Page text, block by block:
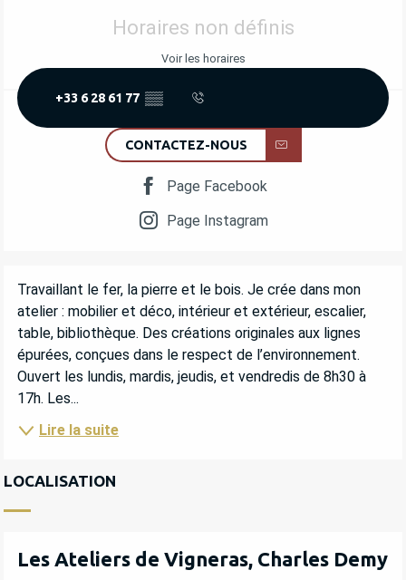
OUVERTURE ET COORDONNÉES
Horaires non définis
Voir les horaires
+33 6 28 61 77 ▒▒
CONTACTEZ-NOUS
Page Facebook
Page Instagram
DESCRIPTION
Travaillant le fer, la pierre et le bois. Je crée dans mon
atelier : mobilier et déco, intérieur et extérieur, escalier,
table, bibliothèque. Des créations originales aux lignes
épurées, conçues dans le respect de l’environnement.
Ouvert les lundis, mardis, jeudis, et vendredis de 8h30 à
17h. Les...
Lire la suite
LOCALISATION
Les Ateliers de Vigneras, Charles Demy